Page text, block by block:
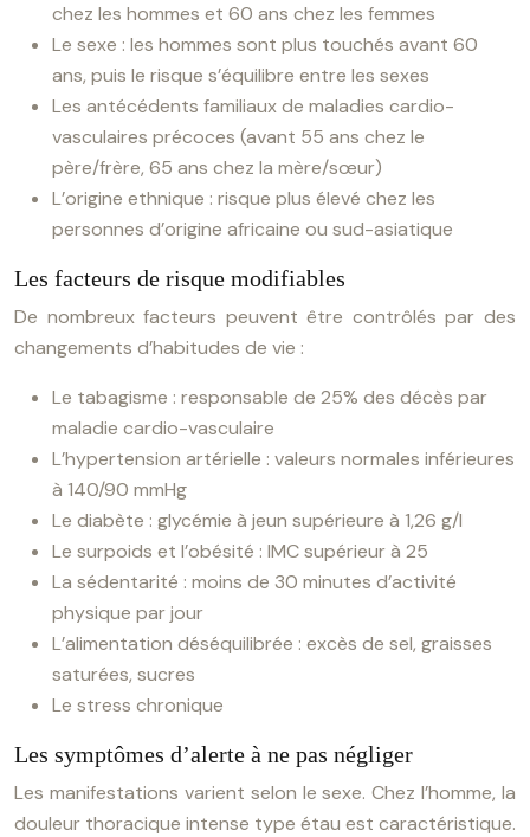
chez les hommes et 60 ans chez les femmes
Le sexe : les hommes sont plus touchés avant 60
ans, puis le risque s’équilibre entre les sexes
Les antécédents familiaux de maladies cardio-
vasculaires précoces (avant 55 ans chez le
père/frère, 65 ans chez la mère/sœur)
L’origine ethnique : risque plus élevé chez les
personnes d’origine africaine ou sud-asiatique
Les facteurs de risque modifiables
De nombreux facteurs peuvent être contrôlés par des
changements d’habitudes de vie :
Le tabagisme : responsable de 25% des décès par
maladie cardio-vasculaire
L’hypertension artérielle : valeurs normales inférieures
à 140/90 mmHg
Le diabète : glycémie à jeun supérieure à 1,26 g/l
Le surpoids et l’obésité : IMC supérieur à 25
La sédentarité : moins de 30 minutes d’activité
physique par jour
L’alimentation déséquilibrée : excès de sel, graisses
saturées, sucres
Le stress chronique
Les symptômes d’alerte à ne pas négliger
Les manifestations varient selon le sexe. Chez l’homme, la
douleur thoracique intense type étau est caractéristique.